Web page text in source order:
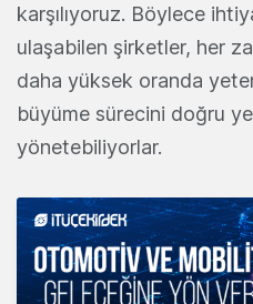
karşılıyoruz. Böylece
ulaşabilen şirketler, her
daha yüksek oranda
büyüme sürecini doğru
yönetebiliyorlar.